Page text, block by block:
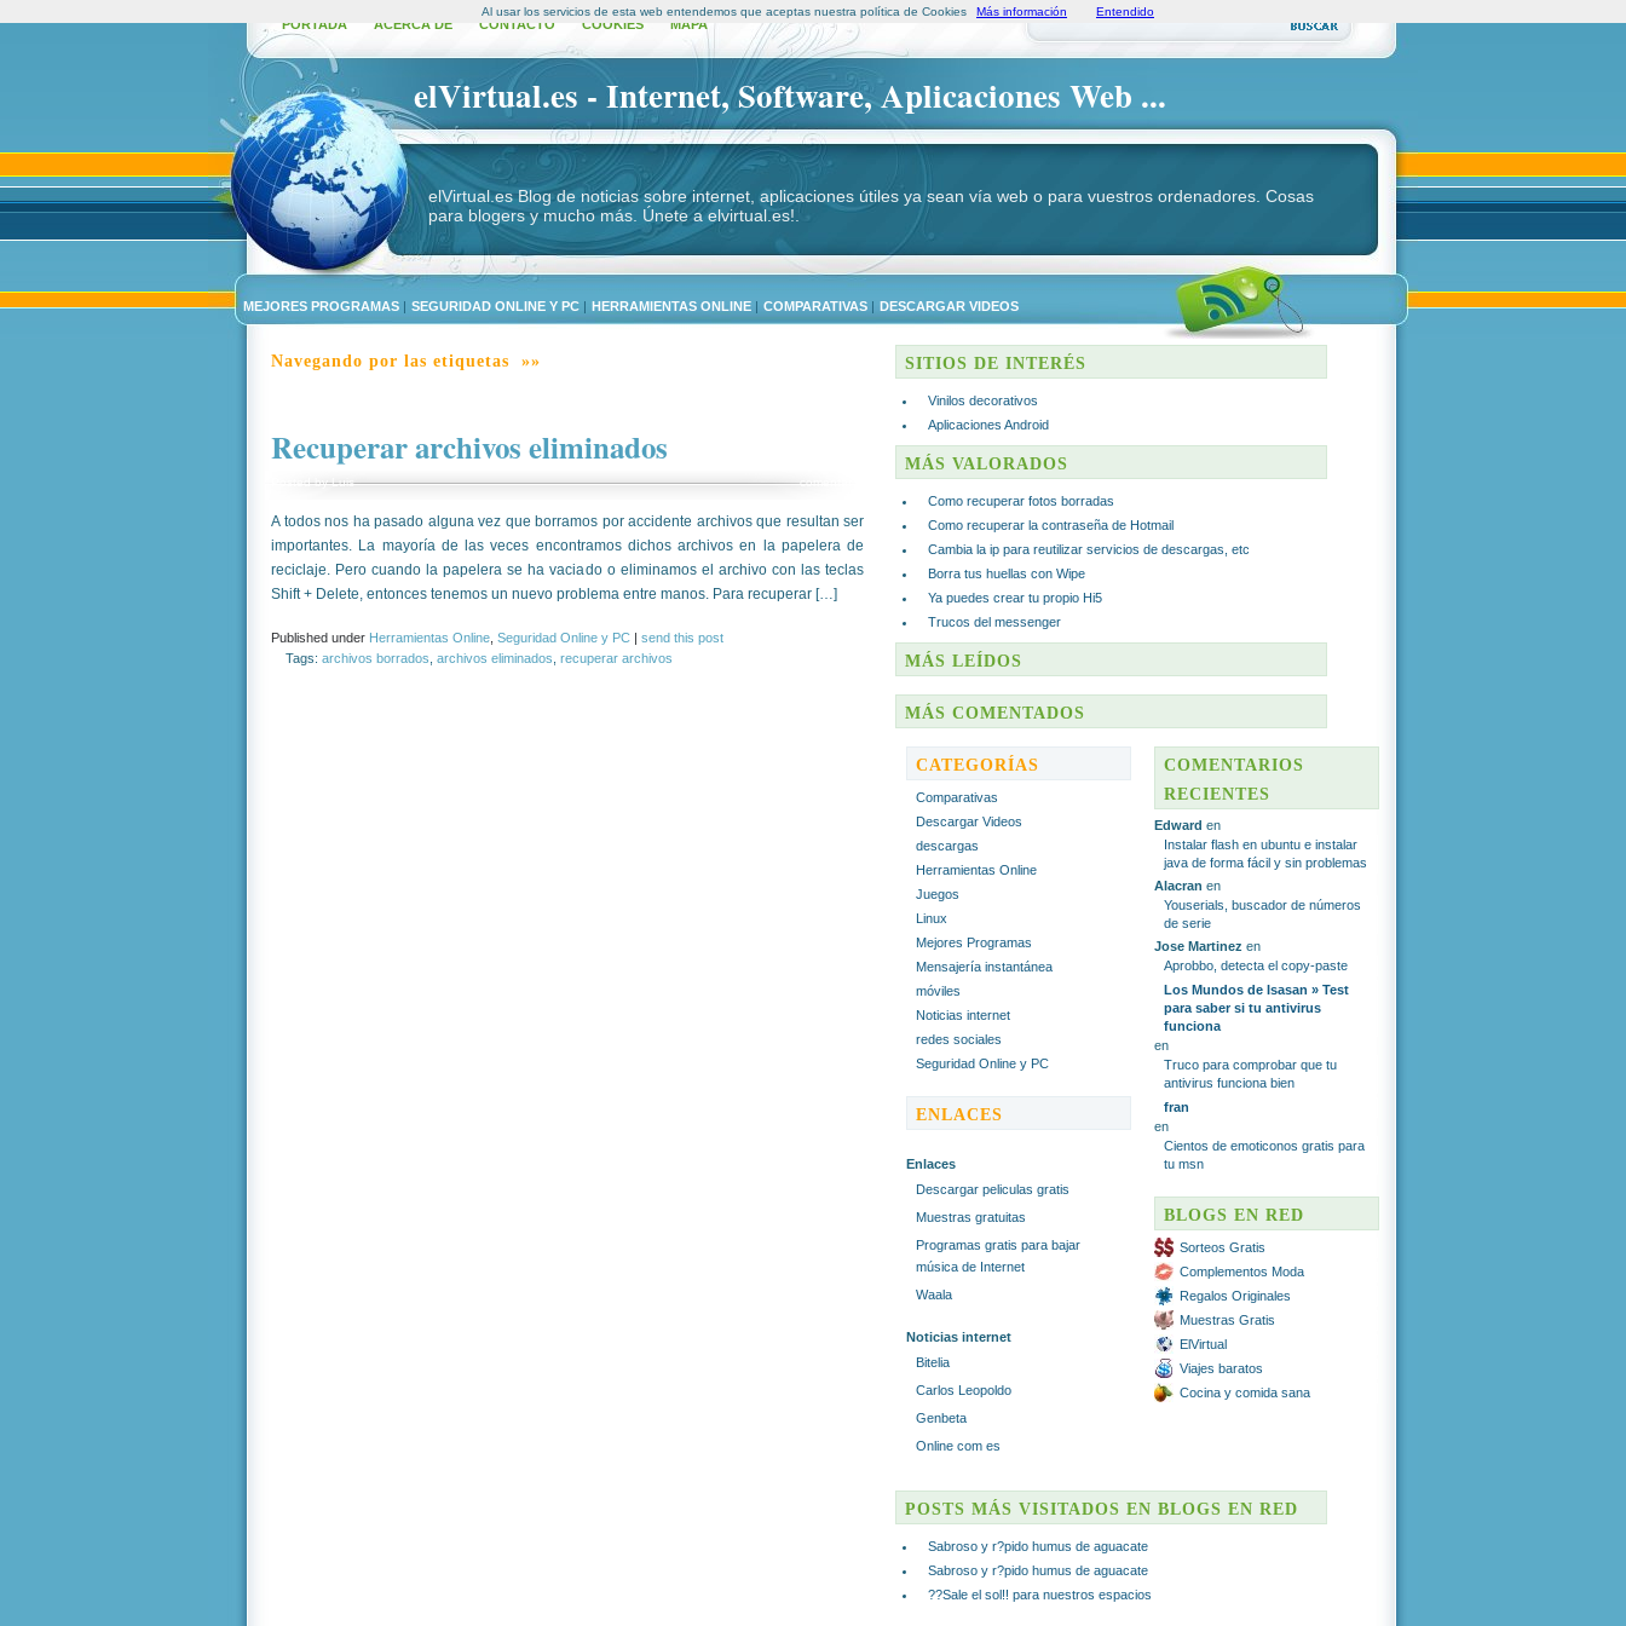
PORTADA ACERCA DE CONTACTO COOKIES MAPA
elVirtual.es - Internet, Software, Aplicaciones Web ...
elVirtual.es Blog de noticias sobre internet, aplicaciones útiles ya sean vía web o para vuestros ordenadores. Cosas
para blogers y mucho más. Únete a elvirtual.es!.
MEJORES PROGRAMAS | SEGURIDAD ONLINE Y PC | HERRAMIENTAS ONLINE | COMPARATIVAS | DESCARGAR VIDEOS
Navegando por las etiquetas »»
Recuperar archivos eliminados
comentar
Posted byLuis
A todos nos ha pasado alguna vez que borramos por accidente archivos que resultan ser
importantes. La mayoría de las veces encontramos dichos archivos en la papelera de
reciclaje. Pero cuando la papelera se ha vaciado o eliminamos el archivo con las teclas
Shift + Delete, entonces tenemos un nuevo problema entre manos. Para recuperar […]
Published under Herramientas Online Seguridad Online y PC | send this post
Tags: archivos borrados archivos eliminados recuperar archivos
SITIOS DE INTERÉS
Vinilos decorativos
Aplicaciones Android
MÁS VALORADOS
Como recuperar fotos borradas
Como recuperar la contraseña de Hotmail
Cambia la ip para reutilizar servicios de descargas, etc
Borra tus huellas con Wipe
Ya puedes crear tu propio Hi5
Trucos del messenger
MÁS LEÍDOS
MÁS COMENTADOS
CATEGORÍAS
Comparativas
Descargar Videos
descargas
Herramientas Online
Juegos
Linux
Mejores Programas
Mensajería instantánea
móviles
Noticias internet
redes sociales
Seguridad Online y PC
ENLACES
Enlaces
Descargar peliculas gratis
Muestras gratuitas
Programas gratis para bajar
música de Internet
Waala
Noticias internet
Bitelia
Carlos Leopoldo
Genbeta
Online com es
COMENTARIOS
RECIENTES
Edward en
Instalar flash en ubuntu e instalar
java de forma fácil y sin problemas
Alacran en
Youserials, buscador de números
de serie
Jose Martinez en
Aprobbo, detecta el copy-paste
Los Mundos de Isasan » Test
para saber si tu antivirus
funciona
en
Truco para comprobar que tu
antivirus funciona bien
fran
en
Cientos de emoticonos gratis para
tu msn
BLOGS EN RED
Sorteos Gratis
Complementos Moda
Regalos Originales
Muestras Gratis
ElVirtual
Viajes baratos
Cocina y comida sana
POSTS MÁS VISITADOS EN BLOGS EN RED
Sabroso y r?pido humus de aguacate
Sabroso y r?pido humus de aguacate
??Sale el sol!! para nuestros espacios
Al usar los servicios de esta web entendemos que aceptas nuestra política de Cookies Más información Entendido